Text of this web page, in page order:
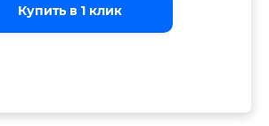
Купить в 1 клик
Купить в 1 клик
Купить в 1 клик